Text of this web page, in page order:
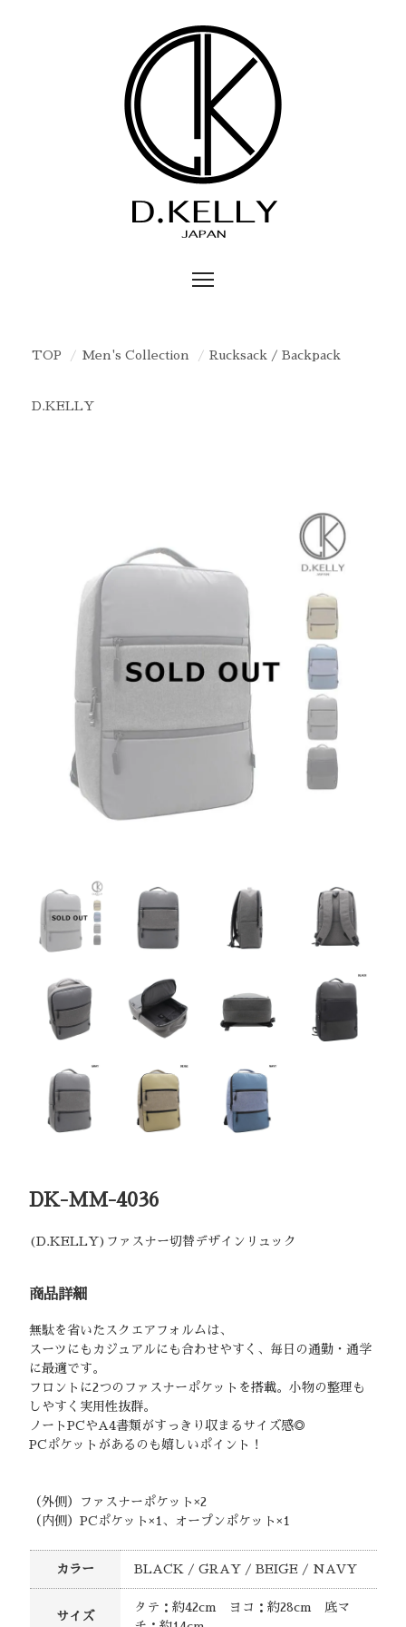
TOP Men's Collection Rucksack / Backpack
D.KELLY
DK-MM-4036
(D.KELLY)ファスナー切替デザインリュック
商品詳細
無駄を省いたスクエアフォルムは、
スーツにもカジュアルにも合わせやすく、毎日の通勤・通学
に最適です。
フロントに2つのファスナーポケットを搭載。小物の整理も
しやすく実用性抜群。
ノートPCやA4書類がすっきり収まるサイズ感◎
PCポケットがあるのも嬉しいポイント！
（外側）ファスナーポケット×2
（内側）PCポケット×1、オープンポケット×1
カラー BLACK / GRAY / BEIGE / NAVY
サイズ
タテ：約42cm ヨコ：約28cm 底マ